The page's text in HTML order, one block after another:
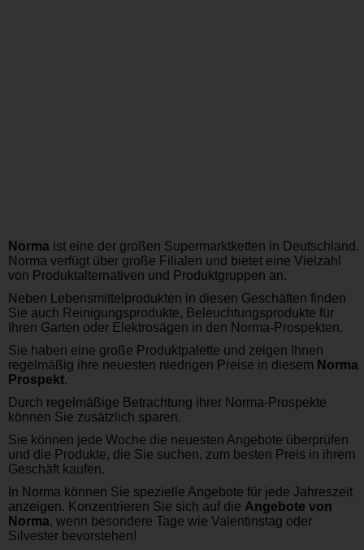
Norma ist eine der großen Supermarktketten in Deutschland.
Norma verfügt über große Filialen und bietet eine Vielzahl
von Produktalternativen und Produktgruppen an.
Neben Lebensmittelprodukten in diesen Geschäften finden
Sie auch Reinigungsprodukte, Beleuchtungsprodukte für
Ihren Garten oder Elektrosägen in den Norma-Prospekten.
Sie haben eine große Produktpalette und zeigen Ihnen
regelmäßig ihre neuesten niedrigen Preise in diesem Norma
Prospekt.
Durch regelmäßige Betrachtung ihrer Norma-Prospekte
können Sie zusätzlich sparen.
Sie können jede Woche die neuesten Angebote überprüfen
und die Produkte, die Sie suchen, zum besten Preis in ihrem
Geschäft kaufen.
In Norma können Sie spezielle Angebote für jede Jahreszeit
anzeigen. Konzentrieren Sie sich auf die Angebote von
Norma, wenn besondere Tage wie Valentinstag oder
Silvester bevorstehen!